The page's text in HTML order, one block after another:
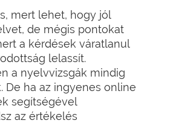
mert lehet, hogy jól
de mégis pontokat
a kérdések váratlanul
lelassít.
a nyelvvizsgák mindig
De ha az ingyenes online
segítségével
az értékelés